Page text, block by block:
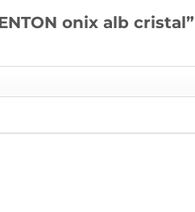
onix alb cristal”